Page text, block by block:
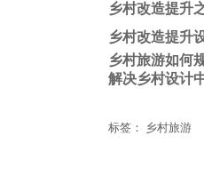
乡村改造提升
乡村改造提升
乡村旅游如何
解决乡村设计
标签： 乡村旅游